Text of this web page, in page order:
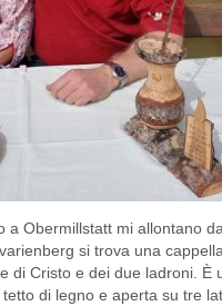
a Obermillstatt mi allontano
si trova una
di Cristo e dei due ladroni. È
di legno e aperta su tre